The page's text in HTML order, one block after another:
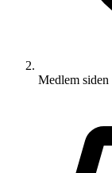
Medlem siden